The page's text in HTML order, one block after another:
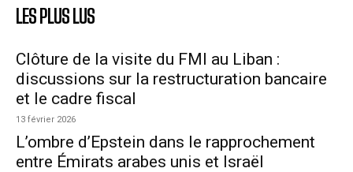
LES PLUS LUS
Clôture de la visite du FMI au Liban :
discussions sur la restructuration bancaire
et le cadre fiscal
13 février 2026
L’ombre d’Epstein dans le rapprochement
entre Émirats arabes unis et Israël